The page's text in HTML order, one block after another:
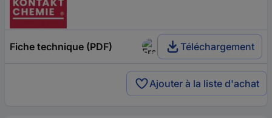
Fiche technique (PDF) Téléchargement
Ajouter à la liste d'achat